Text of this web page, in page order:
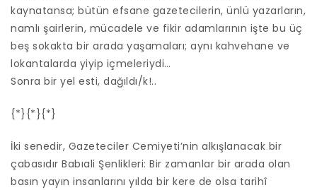
kaynatansa; bütün efsane gazetecilerin, ünlü yazarların,
namlı şairlerin, mücadele ve fikir adamlarının işte bu üç
beş sokakta bir arada yaşamaları; aynı kahvehane ve
lokantalarda yiyip içmeleriydi…
Sonra bir yel esti, dağıldı/k!..
{*}{*}{*}
İki senedir, Gazeteciler Cemiyeti’nin alkışlanacak bir
çabasıdır Babıali Şenlikleri: Bir zamanlar bir arada olan
basın yayın insanlarını yılda bir kere de olsa tarihî